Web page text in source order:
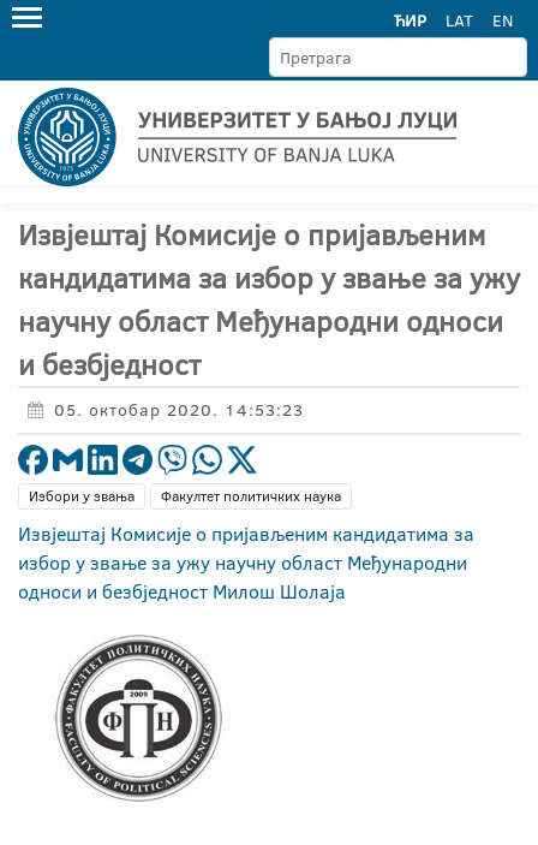
ЋИР LAT EN
Извјештај Комисије о пријављеним
кандидатима за избор у звање за ужу
научну област Међународни односи
и безбједност
05. октобар 2020. 14:53:23
Избори у звања Факултет политичких наука
Извјештај Комисије о пријављеним кандидатима за
избор у звање за ужу научну област Међународни
односи и безбједност Милош Шолаја